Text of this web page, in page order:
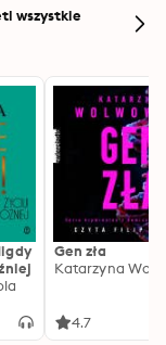
wszystkie
Gen zła
Katarzyna
4.7